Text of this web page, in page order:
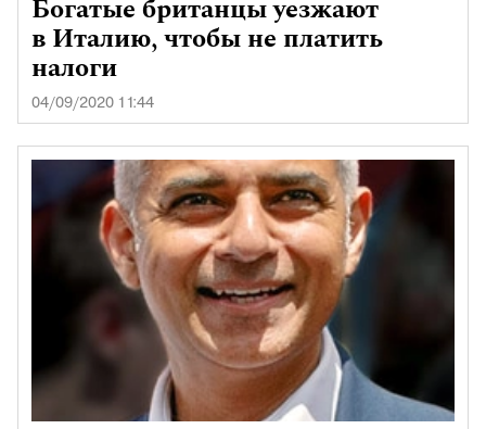
Богатые британцы уезжают
в Италию, чтобы не платить
налоги
04/09/2020 11:44